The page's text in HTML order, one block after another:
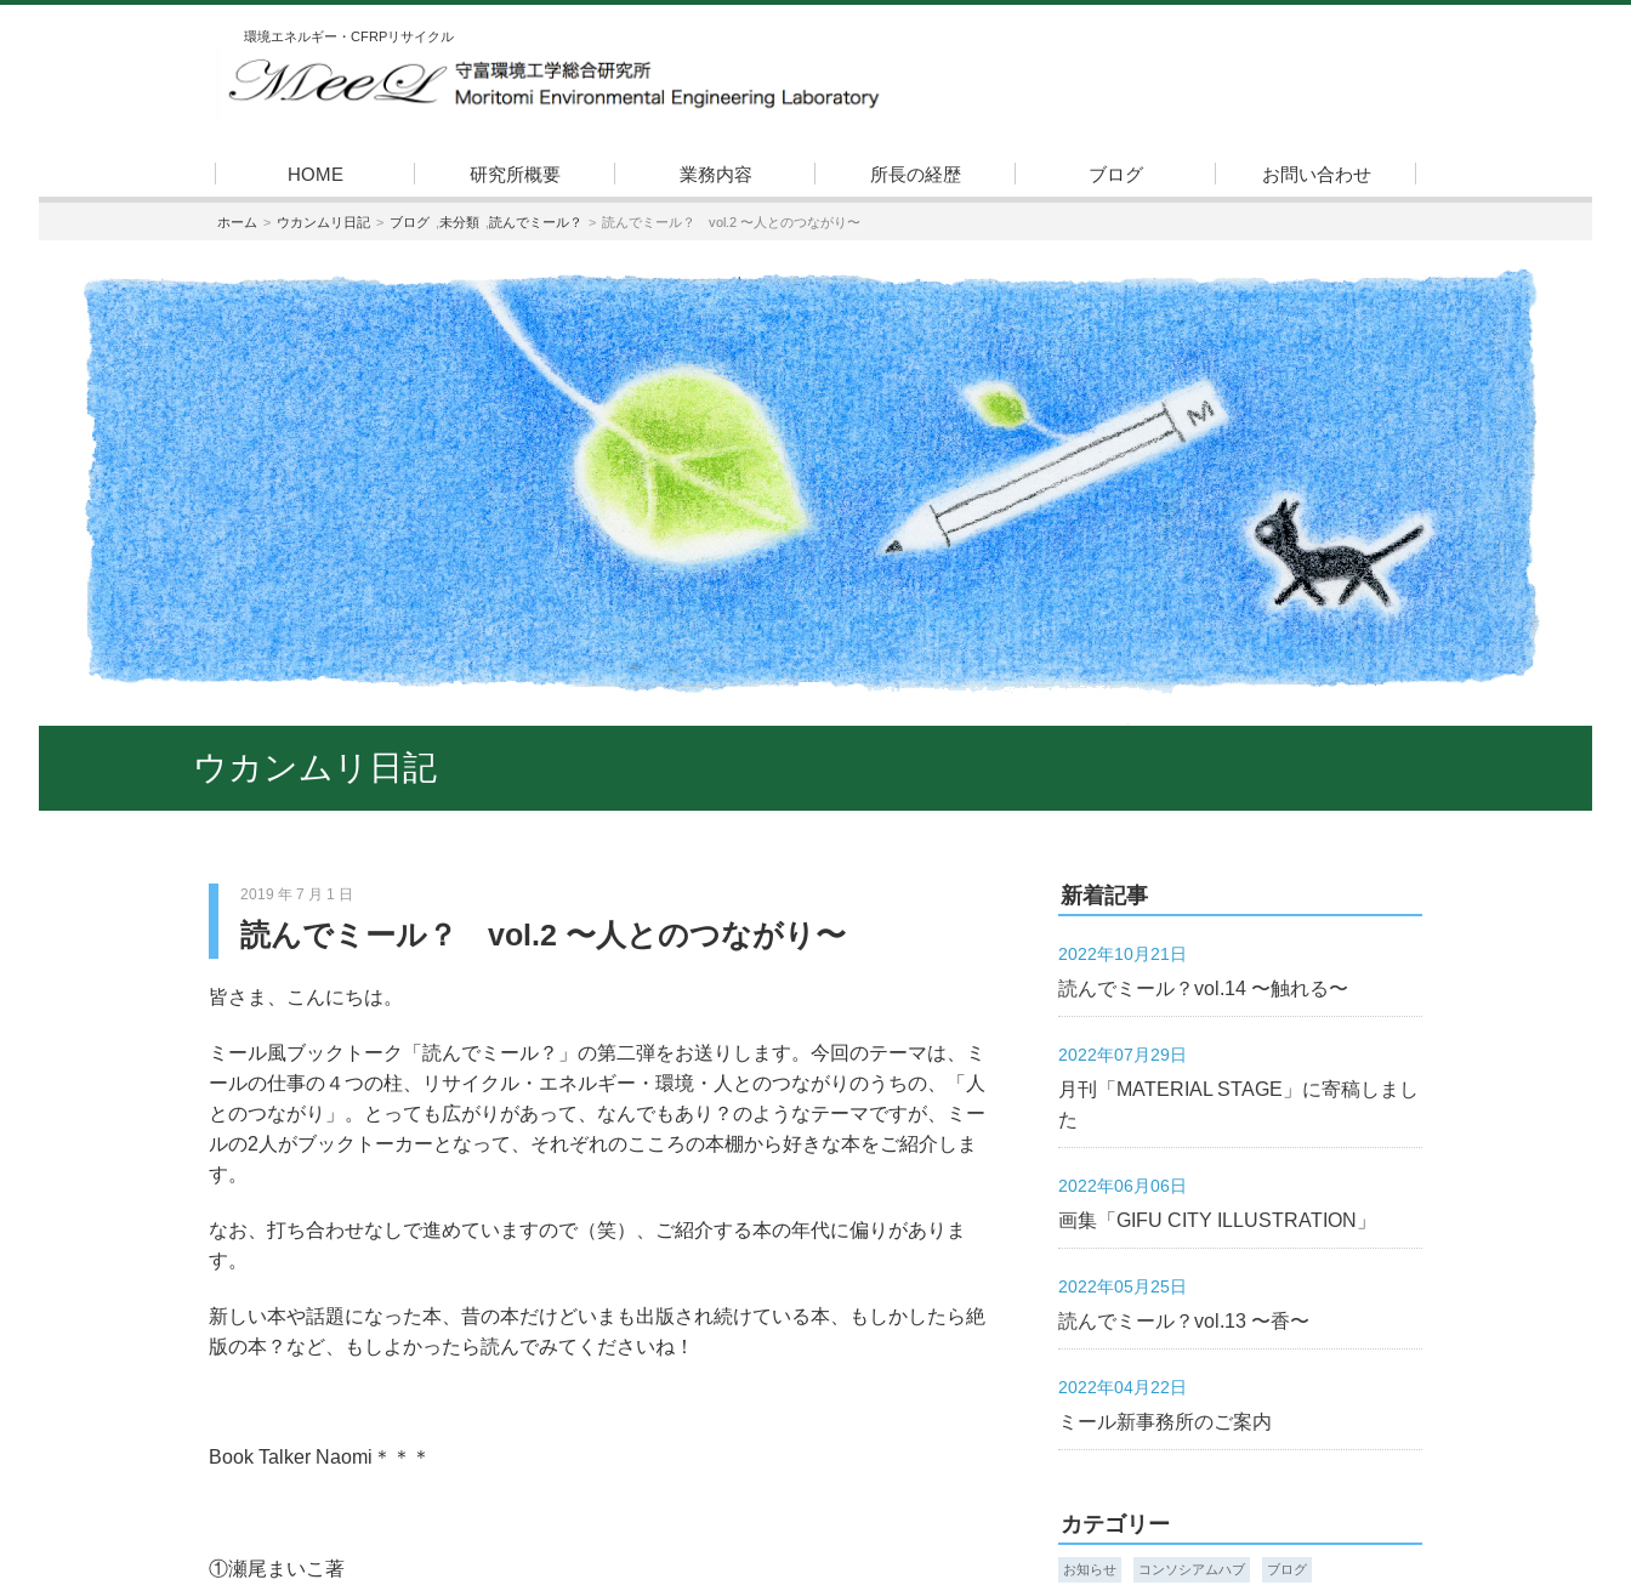
環境エネルギー・CFRPリサイクル
HOME 研究所概要 業務内容 所長の経歴 ブログ お問い合わせ
ホーム ウカンムリ日記 ブログ 未分類 読んでミール？ 読んでミール？ vol.2 〜人とのつながり〜
ウカンムリ日記
2019 年 7 月 1 日
読んでミール？ vol.2 〜人とのつながり〜
皆さま、こんにちは。
ミール風ブックトーク「読んでミール？」の第二弾をお送りします。今回のテーマは、ミ
ールの仕事の４つの柱、リサイクル・エネルギー・環境・人とのつながりのうちの、「人
とのつながり」。とっても広がりがあって、なんでもあり？のようなテーマですが、ミー
ルの2人がブックトーカーとなって、それぞれのこころの本棚から好きな本をご紹介しま
す。
なお、打ち合わせなしで進めていますので（笑）、ご紹介する本の年代に偏りがありま
す。
新しい本や話題になった本、昔の本だけどいまも出版され続けている本、もしかしたら絶
版の本？など、もしよかったら読んでみてくださいね！
Book Talker Naomi＊＊＊
①瀬尾まいこ著
新着記事
2022年10月21日
読んでミール？vol.14 〜触れる〜
2022年07月29日
月刊「MATERIAL STAGE」に寄稿しまし
た
2022年06月06日
画集「GIFU CITY ILLUSTRATION」
2022年05月25日
読んでミール？vol.13 〜香〜
2022年04月22日
ミール新事務所のご案内
カテゴリー
お知らせ コンソシアムハブ ブログ